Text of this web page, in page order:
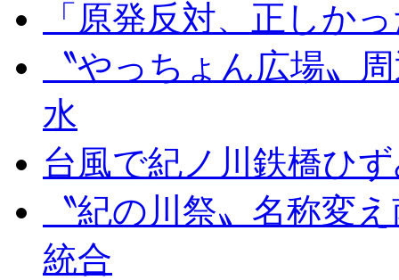
「原発反対、正しか
〝やっちょん広場〟
水
台風で紀ノ川鉄橋ひ
〝紀の川祭〟名称変
統合